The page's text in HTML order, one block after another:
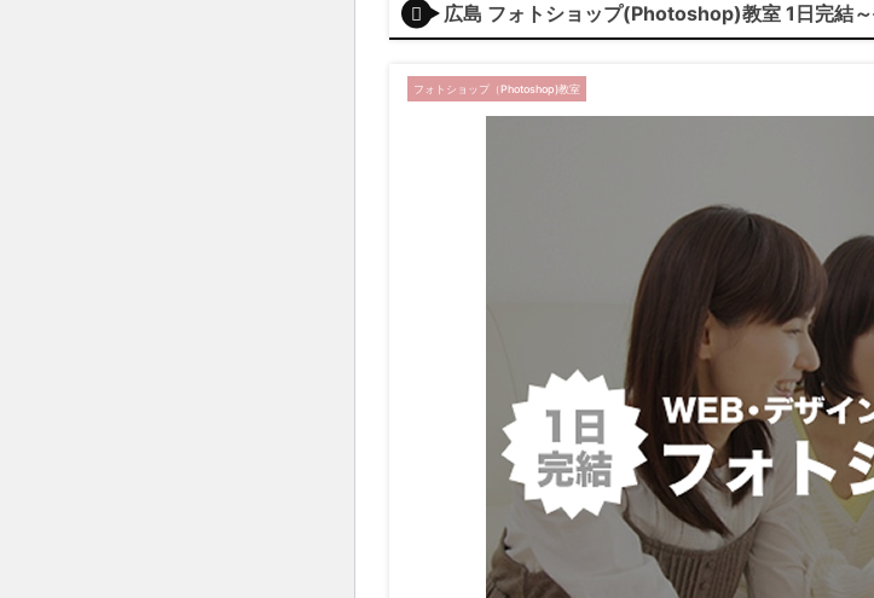
広島 フォトショップ(Photoshop)教室 1日完結
フォトショップ（Photoshop)教室